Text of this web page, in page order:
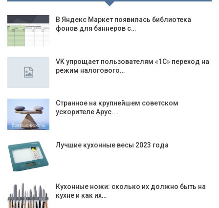
В Яндекс Маркет появилась библиотека
фонов для баннеров с…
VK упрощает пользователям «1C» переход на
режим налогового…
Странное на крупнейшем советском
ускорителе Арус.…
Лучшие кухонные весы 2023 года
Кухонные ножи: сколько их должно быть на
кухне и как их…